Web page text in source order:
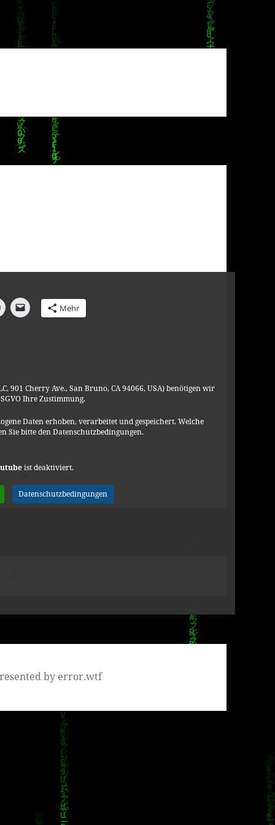
901 Cherry Ave., San Bruno, CA 94066, USA) benötigen wir
Ihre Zustimmung.
Daten erhoben, verarbeitet und gespeichert. Welche
Sie bitte den Datenschutzbedingungen.
ist deaktiviert.
Datenschutzbedingungen
901 Cherry Ave., San Bruno, CA 94066, USA) benötigen wir
Ihre Zustimmung.
Daten erhoben, verarbeitet und gespeichert. Welche
Sie bitte den Datenschutzbedingungen.
ist deaktiviert.
Datenschutzbedingungen
Mehr
by error.wtf